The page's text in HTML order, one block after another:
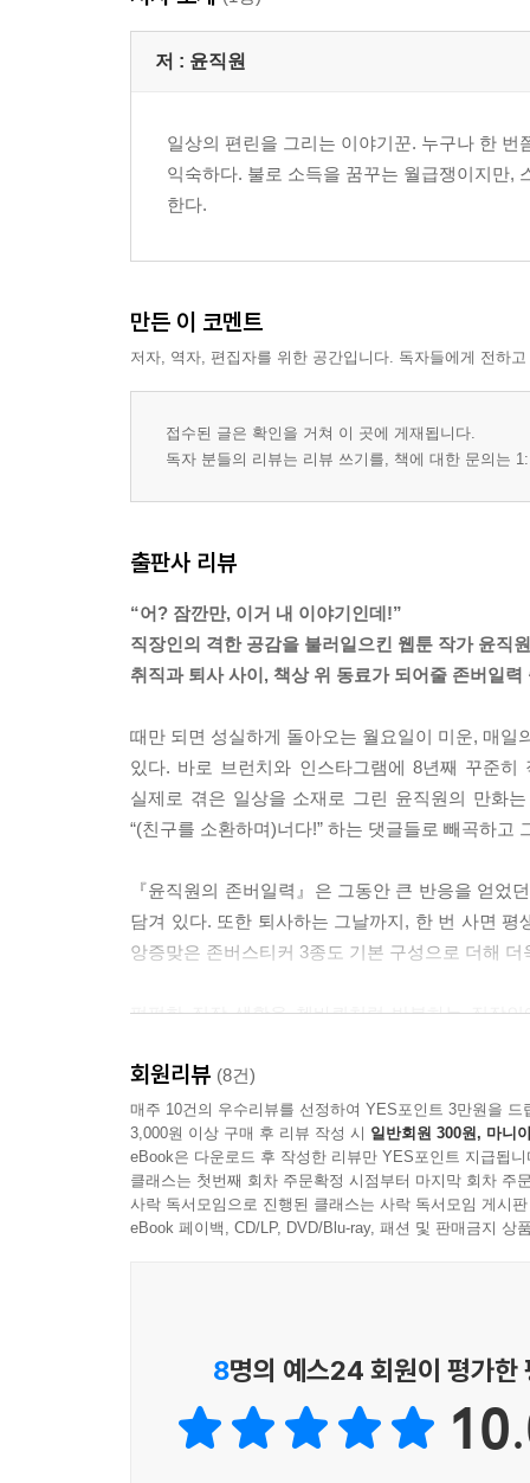
저 : 윤직원
일상의 편린을 그리는 이야기꾼. 누구나 한
익숙하다. 불로 소득을 꿈꾸는 월급쟁이지만,
한다.
만든 이 코멘트
저자, 역자, 편집자를 위한 공간입니다. 독자들에게 전하
접수된 글은 확인을 거쳐 이 곳에 게재됩니다.
독자 분들의 리뷰는 리뷰 쓰기를, 책에 대한 문의는
출판사 리뷰
“어? 잠깐만, 이거 내 이야기인데!”
직장인의 격한 공감을 불러일으킨 웹툰 작가 윤직원
취직과 퇴사 사이, 책상 위 동료가 되어줄 존버일력
때만 되면 성실하게 돌아오는 월요일이 미운, 매
있다. 바로 브런치와 인스타그램에 8년째 꾸준
실제로 겪은 일상을 소재로 그린 윤직원의 만화
“(친구를 소환하며)너다!” 하는 댓글들로 빼곡하고
『윤직원의 존버일력』은 그동안 큰 반응을 얻었
담겨 있다. 또한 퇴사하는 그날까지, 한 번 사면
앙증맞은 존버스티커 3종도 기본 구성으로 더해
퍽퍽한 직장 생활을 쳇바퀴처럼 반복하는 직장
후배에게, 존버와 퇴사 사이 흔들리는 선배에게.
회원리뷰 (8건)
매주 10건의 우수리뷰를 선정하여 YES포인트 3만원을 드
3,000원 이상 구매 후 리뷰 작성 시 일반회원 300원, 마니
eBook은 다운로드 후 작성한 리뷰만 YES포인트 지급됩니
클래스는 첫번째 회차 주문확정 시점부터 마지막 회차 주
사락 독서모임으로 진행된 클래스는 사락 독서모임 게시
eBook 페이백, CD/LP, DVD/Blu-ray, 패션 및 판매금지 상
8명의 예스24 회원이 평가한